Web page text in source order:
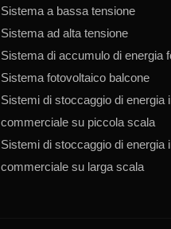
Sistema a bassa tensione
Sistema ad alta tensione
Sistema di accumulo di energia
Sistema fotovoltaico balcone
Sistemi di stoccaggio di energia
commerciale su piccola scala
Sistemi di stoccaggio di energia
commerciale su larga scala